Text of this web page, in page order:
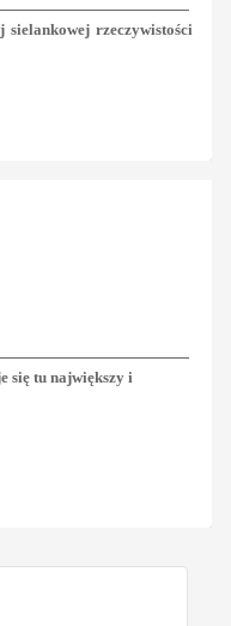
rzeczywistości
się tu największy i